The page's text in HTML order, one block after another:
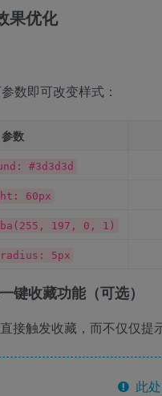
果优化
数即可改变样式：
参数
#3d3d3d
60px
197, 0, 1)
5px
键收藏功能（可选）
接触发收藏，而不仅仅提
此